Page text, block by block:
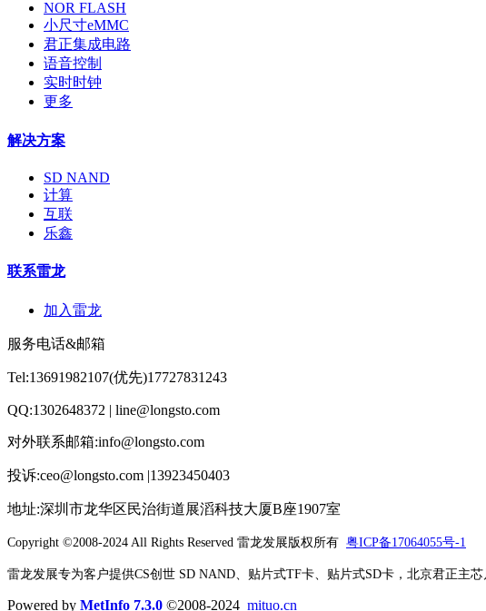
NOR FLASH
小尺寸eMMC
君正集成电路
语音控制
实时时钟
更多
解决方案
SD NAND
计算
互联
乐鑫
联系雷龙
加入雷龙
服务电话&邮箱
Tel:13691982107(优先)17727831243
QQ:1302648372 | line@longsto.com
对外联系邮箱:info@longsto.com
投诉:ceo@longsto.com |13923450403
地址:深圳市龙华区民治街道展滔科技大厦B座1907室
Copyright ©2008-2024 All Rights Reserved 雷龙发展版权所有 粤ICP备17064055号-1
雷龙发展专为客户提供CS创世 SD NAND、贴片式TF卡、贴片式SD卡，北京君正主
Powered by MetInfo 7.3.0 ©2008-2024 mituo.cn